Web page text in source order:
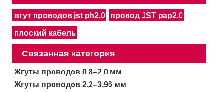
жгут проводов jst ph2.0 провод JST pap2.0
плоский кабель
Связанная категория
Жгуты проводов 0,8–2,0 мм
Жгуты проводов 2,2–3,96 мм